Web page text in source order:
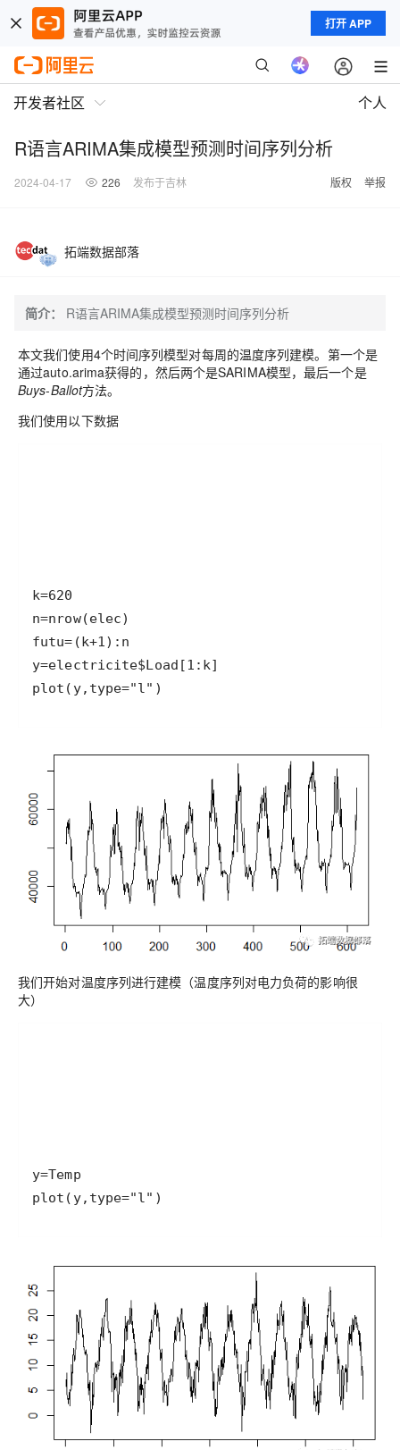
打开 APP
开发者社区 个人
R语言ARIMA集成模型预测时间序列分析
2024-04-17 226 发布于吉林 版权 举报
拓端数据部落
简介： R语言ARIMA集成模型预测时间序列分析
本文我们使用4个时间序列模型对每周的温度序列建模。第一个是
通过auto.arima获得的，然后两个是SARIMA模型，最后一个是
Buys-Ballot方法。
我们使用以下数据
plot(y,type="l")
我们开始对温度序列进行建模（温度序列对电力负荷的影响很
大）
plot(y,type="l")